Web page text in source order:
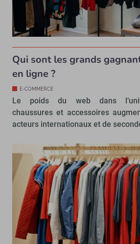
Qui sont les grands
en ligne ?
E-COMMERCE
Le poids du web dans
chaussures et accessoires
acteurs internationaux et de